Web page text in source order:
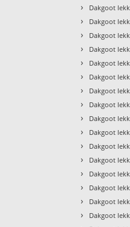
› Dakgoot
› Dakgoot
› Dakgoot
› Dakgoot
› Dakgoot
› Dakgoot
› Dakgoot
› Dakgoot
› Dakgoot
› Dakgoot
› Dakgoot
› Dakgoot
› Dakgoot
› Dakgoot
› Dakgoot
› Dakgoot